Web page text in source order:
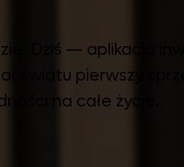
Dziś — aplikacja
światu pierwszy
na całe życie.